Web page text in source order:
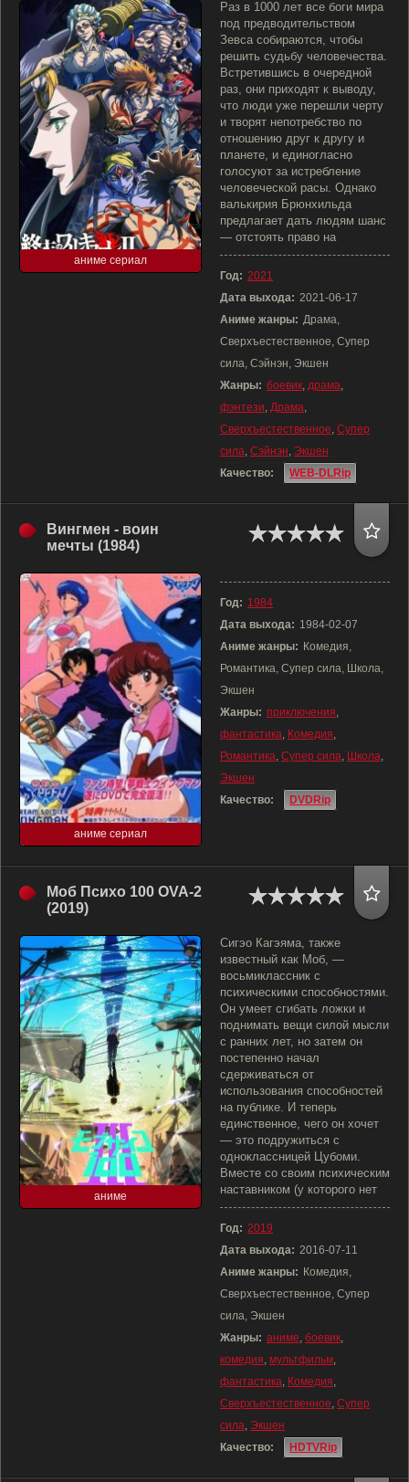
аниме сериал
Раз в 1000 лет все боги мира
под предводительством
Зевса собираются, чтобы
решить судьбу человечества.
Встретившись в очередной
раз, они приходят к выводу,
что люди уже перешли черту
и творят непотребство по
отношению друг к другу и
планете, и единогласно
голосуют за истребление
человеческой расы. Однако
валькирия Брюнхильда
предлагает дать людям шанс
— отстоять право на
Год: 2021
Дата выхода: 2021-06-17
Аниме жанры: Драма,
Сверхъестественное, Супер
сила, Сэйнэн, Экшен
Жанры: боевик, драма,
фэнтези, Драма,
Сверхъестественное, Супер
сила, Сэйнэн, Экшен
Качество:
WEB-DLRip
Вингмен - воин
мечты (1984)
аниме сериал
Год: 1984
Дата выхода: 1984-02-07
Аниме жанры: Комедия,
Романтика, Супер сила, Школа,
Экшен
Жанры: приключения,
фантастика, Комедия,
Романтика, Супер сила, Школа,
Экшен
Качество:
DVDRip
Моб Психо 100 OVA-2
(2019)
аниме
Сигэо Кагэяма, также
известный как Моб, —
восьмиклассник с
психическими способностями.
Он умеет сгибать ложки и
поднимать вещи силой мысли
с ранних лет, но затем он
постепенно начал
сдерживаться от
использования способностей
на публике. И теперь
единственное, чего он хочет
— это подружиться с
одноклассницей Цубоми.
Вместе со своим психическим
наставником (у которого нет
Год: 2019
Дата выхода: 2016-07-11
Аниме жанры: Комедия,
Сверхъестественное, Супер
сила, Экшен
Жанры: аниме, боевик,
комедия, мультфильм,
фантастика, Комедия,
Сверхъестественное, Супер
сила, Экшен
Качество:
HDTVRip